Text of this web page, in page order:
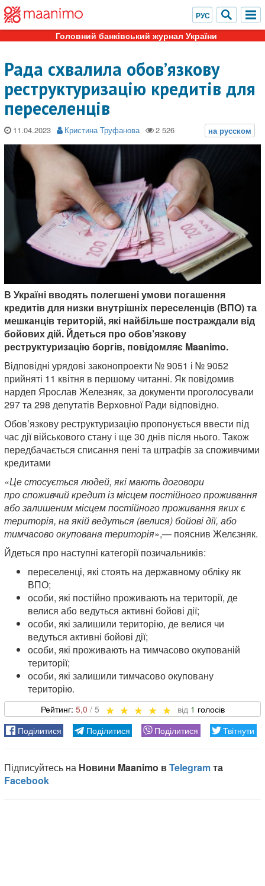
Головний банківський журнал України
Рада схвалила обов’язкову
реструктуризацію кредитів для
переселенців
11.04.2023 Кристина Труфанова
В Україні вводять полегшені умови погашення
кредитів для низки внутрішніх переселенців (ВПО) та
мешканців територій, які найбільше постраждали від
бойових дій. Йдеться про обов’язкову
реструктуризацію боргів, повідомляє Maanimo.
Відповідні урядові законопроекти № 9051 і № 9052
прийняті 11 квітня в першому читанні. Як повідомив
нардеп Ярослав Железняк, за документи проголосували
297 та 298 депутатів Верховної Ради відповідно.
Обов’язкову реструктуризацію пропонується ввести під
час дії військового стану і ще 30 днів після нього. Також
передбачається списання пені та штрафів за споживчими
кредитами
«Це стосується людей, які мають договори
про споживчий кредит із місцем постійного проживання
або залишеним місцем постійного проживання яких є
територія, на якій ведуться (велися) бойові дії, або
тимчасово окупована територія»,— пояснив Желєзняк.
Йдеться про наступні категорії позичальників:
переселенці, які стоять на державному обліку як
ВПО;
особи, які постійно проживають на території, де
велися або ведуться активні бойові дії;
особи, які залишили територію, де велися чи
ведуться активні бойові дії;
особи, які проживають на тимчасово окупованій
території;
особи, які залишили тимчасово окуповану
територію.
5,0 1